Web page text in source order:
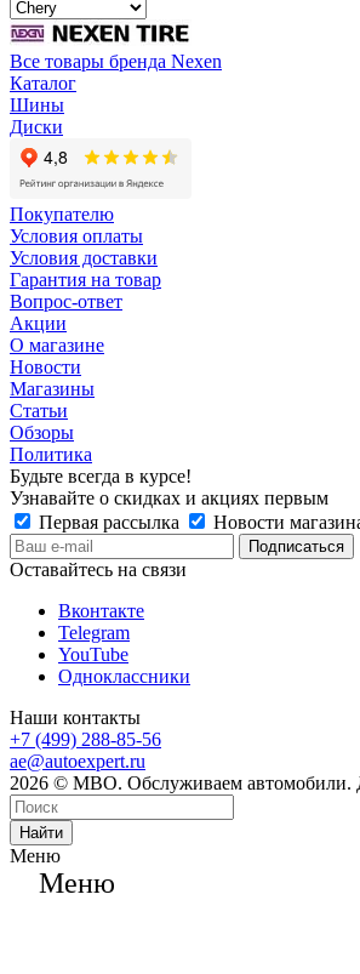
Все товары бренда Nexen
Каталог
Шины
Диски
Покупателю
Условия оплаты
Условия доставки
Гарантия на товар
Вопрос-ответ
Акции
О магазине
Новости
Магазины
Статьи
Обзоры
Политика
Будьте всегда в курсе!
Узнавайте о скидках и акциях первым
Первая рассылка
Новости
Оставайтесь на связи
Вконтакте
Telegram
YouTube
Одноклассники
Наши контакты
+7 (499) 288-85-56
ae@autoexpert.ru
2026 © МВО. Обслуживаем автомобили.
Найти
Меню
Меню